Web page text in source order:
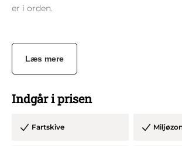
er i orden.
Her får I ydermere fri kilometer indenfor
inklusiv tiden til pyntning, som vi tilbyder
glimrende studenterkørsel :)
Læs mere
Indgår i prisen
Fartskive